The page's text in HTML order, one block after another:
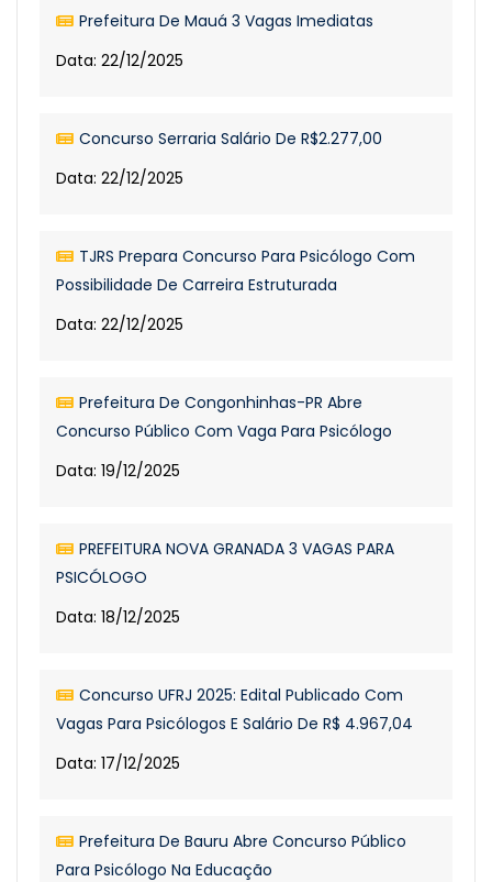
Prefeitura De Mauá 3 Vagas Imediatas
Data: 22/12/2025
Concurso Serraria Salário De R$2.277,00
Data: 22/12/2025
TJRS Prepara Concurso Para Psicólogo Com
Possibilidade De Carreira Estruturada
Data: 22/12/2025
Prefeitura De Congonhinhas-PR Abre
Concurso Público Com Vaga Para Psicólogo
Data: 19/12/2025
PREFEITURA NOVA GRANADA 3 VAGAS PARA
PSICÓLOGO
Data: 18/12/2025
Concurso UFRJ 2025: Edital Publicado Com
Vagas Para Psicólogos E Salário De R$ 4.967,04
Data: 17/12/2025
Prefeitura De Bauru Abre Concurso Público
Para Psicólogo Na Educação